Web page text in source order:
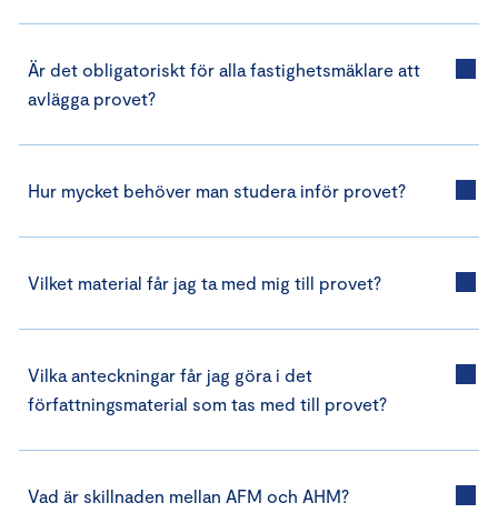
Är det obligatoriskt för alla fastighetsmäklare att
avlägga provet?
Hur mycket behöver man studera inför provet?
Vilket material får jag ta med mig till provet?
Vilka anteckningar får jag göra i det
författningsmaterial som tas med till provet?
Vad är skillnaden mellan AFM och AHM?